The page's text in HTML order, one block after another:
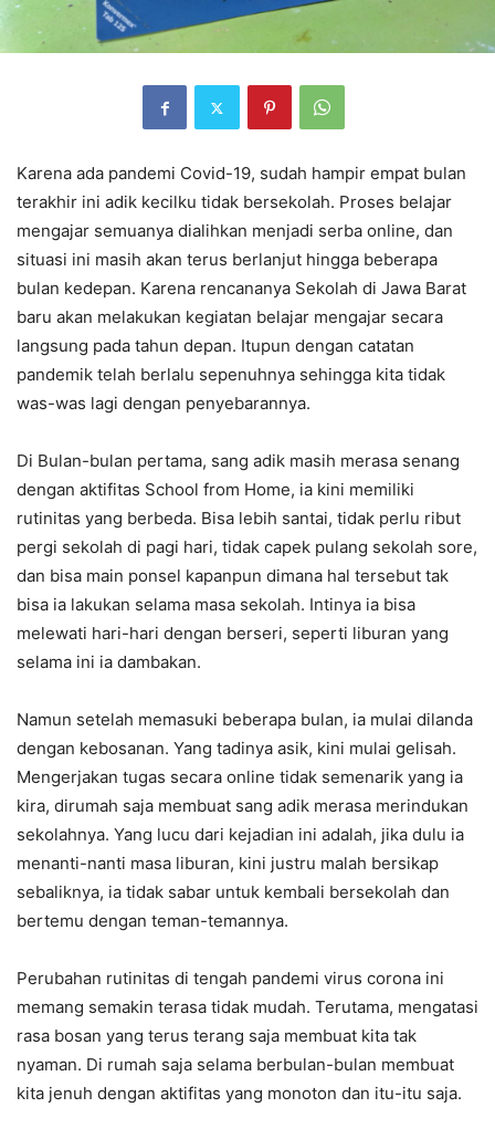
Karena ada pandemi Covid-19, sudah hampir empat bulan
terakhir ini adik kecilku tidak bersekolah. Proses belajar
mengajar semuanya dialihkan menjadi serba online, dan
situasi ini masih akan terus berlanjut hingga beberapa
bulan kedepan. Karena rencananya Sekolah di Jawa Barat
baru akan melakukan kegiatan belajar mengajar secara
langsung pada tahun depan. Itupun dengan catatan
pandemik telah berlalu sepenuhnya sehingga kita tidak
was-was lagi dengan penyebarannya.
Di Bulan-bulan pertama, sang adik masih merasa senang
dengan aktifitas School from Home, ia kini memiliki
rutinitas yang berbeda. Bisa lebih santai, tidak perlu ribut
pergi sekolah di pagi hari, tidak capek pulang sekolah sore,
dan bisa main ponsel kapanpun dimana hal tersebut tak
bisa ia lakukan selama masa sekolah. Intinya ia bisa
melewati hari-hari dengan berseri, seperti liburan yang
selama ini ia dambakan.
Namun setelah memasuki beberapa bulan, ia mulai dilanda
dengan kebosanan. Yang tadinya asik, kini mulai gelisah.
Mengerjakan tugas secara online tidak semenarik yang ia
kira, dirumah saja membuat sang adik merasa merindukan
sekolahnya. Yang lucu dari kejadian ini adalah, jika dulu ia
menanti-nanti masa liburan, kini justru malah bersikap
sebaliknya, ia tidak sabar untuk kembali bersekolah dan
bertemu dengan teman-temannya.
Perubahan rutinitas di tengah pandemi virus corona ini
memang semakin terasa tidak mudah. Terutama, mengatasi
rasa bosan yang terus terang saja membuat kita tak
nyaman. Di rumah saja selama berbulan-bulan membuat
kita jenuh dengan aktifitas yang monoton dan itu-itu saja.